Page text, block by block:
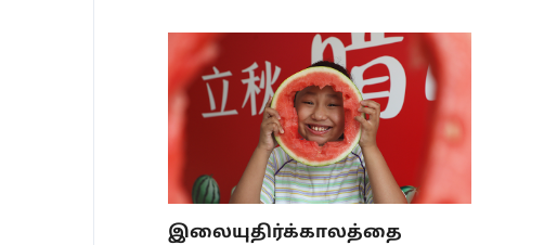
இலையுதிர்க்காலத்தை